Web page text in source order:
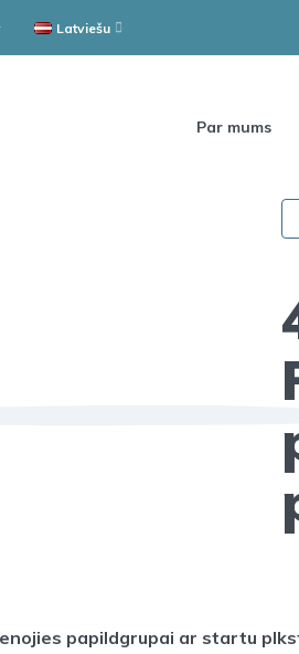
Latviešu
Par mums
papildgrupai ar startu